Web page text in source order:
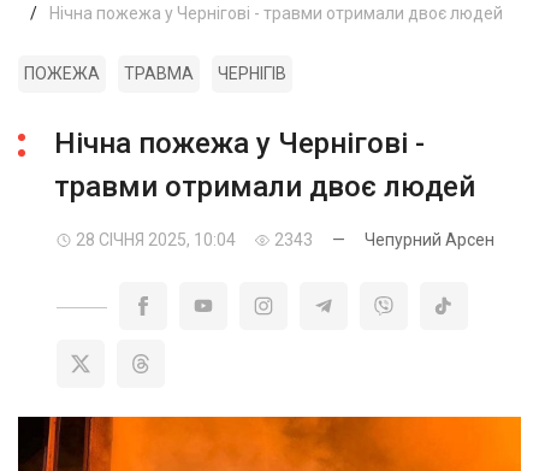
Нічна пожежа у Чернігові - травми отримали двоє людей
ПОЖЕЖА ТРАВМА ЧЕРНІГІВ
Нічна пожежа у Чернігові -
травми отримали двоє людей
28 СІЧНЯ 2025, 10:04 2343 — Чепурний Арсен